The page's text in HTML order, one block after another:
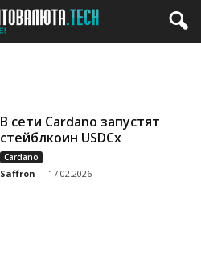
В сети Cardano запустят
стейблкоин USDCx
Cardano
Saffron - 17.02.2026